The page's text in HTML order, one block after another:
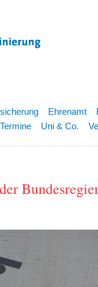
Ehrenamt
Termine Uni & Co.